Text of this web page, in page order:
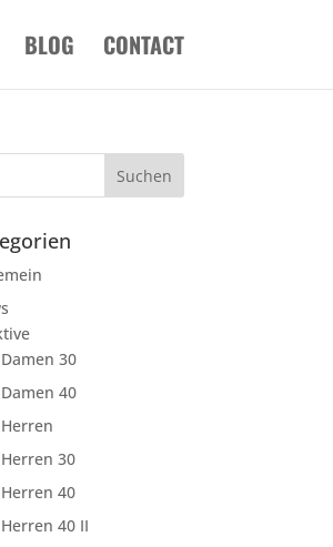
BLOG CONTACT
Damen 30
Damen 40
Herren
Herren 30
Herren 40
Herren 40 II